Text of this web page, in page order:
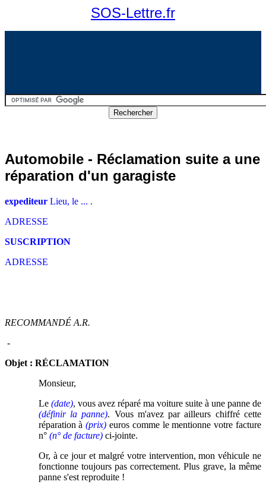
SOS-Lettre.fr
Automobile - Réclamation suite a une
réparation d'un garagiste
expediteur Lieu, le ... .
ADRESSE
SUSCRIPTION
ADRESSE
RECOMMANDÉ A.R.
-
Objet : RÉCLAMATION
Monsieur,
Le (date), vous avez réparé ma voiture suite à une panne de
(définir la panne). Vous m'avez par ailleurs chiffré cette
réparation à(prix) euros comme le mentionne votre facture
n° (n° de facture)ci-jointe.
Or, à ce jour et malgré votre intervention, mon véhicule ne
fonctionne toujours pas correctement. Plus grave, la même
panne s'est reproduite !